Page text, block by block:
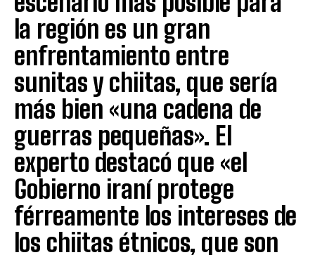
la región es un gran
enfrentamiento entre
sunitas y chiitas, que sería
más bien «una cadena de
guerras pequeñas». El
experto destacó que «el
Gobierno iraní protege
férreamente los intereses de
los chiitas étnicos, que son